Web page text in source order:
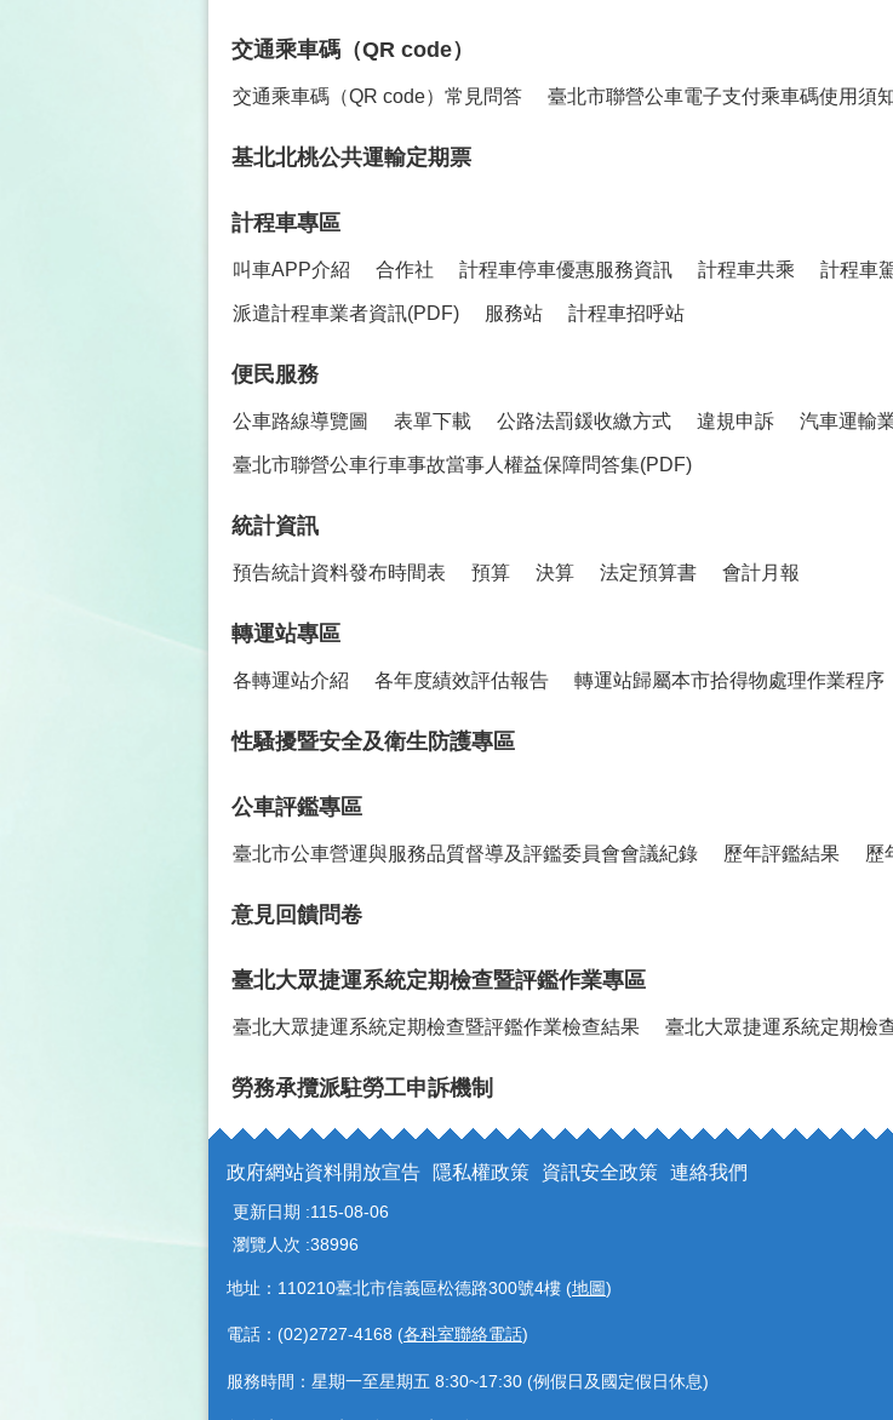
交通乘車碼（QR code）
交通乘車碼（QR code）常見問答 臺北市聯營公車電子支付乘車碼使用須
基北北桃公共運輸定期票
計程車專區
叫車APP介紹 合作社 計程車停車優惠服務資訊 計程車共乘 計程車
派遣計程車業者資訊(PDF) 服務站 計程車招呼站
便民服務
公車路線導覽圖 表單下載 公路法罰鍰收繳方式 違規申訴 汽車運輸
臺北市聯營公車行車事故當事人權益保障問答集(PDF)
統計資訊
預告統計資料發布時間表 預算 決算 法定預算書 會計月報
轉運站專區
各轉運站介紹 各年度績效評估報告 轉運站歸屬本市拾得物處理作業程序
性騷擾暨安全及衛生防護專區
公車評鑑專區
臺北市公車營運與服務品質督導及評鑑委員會會議紀錄 歷年評鑑結果 歷
意見回饋問卷
臺北大眾捷運系統定期檢查暨評鑑作業專區
臺北大眾捷運系統定期檢查暨評鑑作業檢查結果 臺北大眾捷運系統定期檢
勞務承攬派駐勞工申訴機制
政府網站資料開放宣告 隱私權政策 資訊安全政策 連絡我們
更新日期
115-08-06
瀏覽人次 38996
地址：110210臺北市信義區松德路300號4樓 (地圖)
電話：(02)2727-4168 (各科室聯絡電話)
服務時間：星期一至星期五 8:30~17:30 (例假日及國定假日休息)